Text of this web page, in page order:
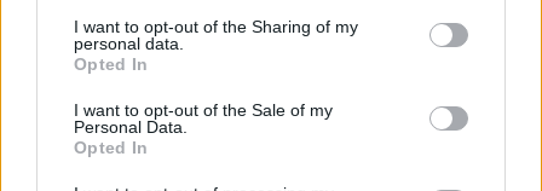
I want to opt-out of the Sharing of my
personal data.
Opted In
I want to opt-out of the Sale of my
Personal Data.
Opted In
2024-07-08
nuovi macchinari, impianti e attrezzature da parte delle
piccole e medi
Ministero delle Imprese e del Made in Italy -